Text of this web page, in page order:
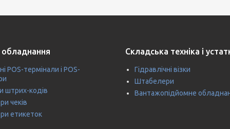
POS-термінали і POS-
штрих-кодів
чеків
етикеток
Складська техніка і
Гідравлічні візки
Штабелери
Вантажопідйомне